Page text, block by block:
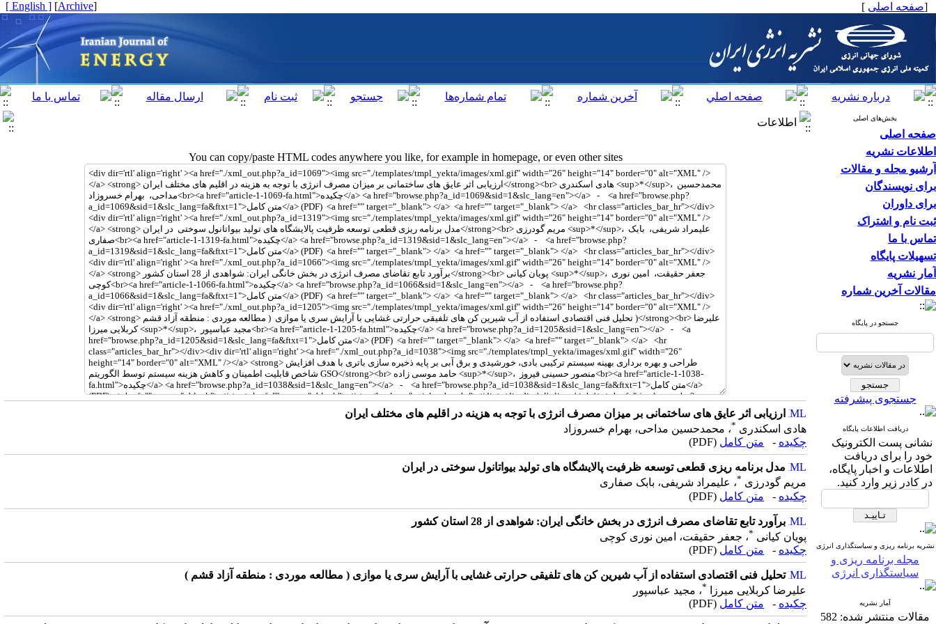
[صفحه اصلی ]
[
Archive
]
[ English ]
بخش‌های اصلی
صفحه اصلی
اطلاعات نشریه
آرشیو مجله و مقالات
برای نویسندگان
برای داوران
ثبت نام و اشتراک
تماس با ما
تسهیلات پایگاه
آمار نشریه
مقالات آخرین شماره
جستجو در پایگاه
جستجوی پیشرفته
دریافت اطلاعات پایگاه
نشانی پست الکترونیک
خود را برای دریافت
اطلاعات و اخبار پایگاه،
در کادر زیر وارد کنید.
نشریه برنامه ریزی و سیاستگذاری انرژی
مجله برنامه ریزی و
سیاستگذاری انرژی
آمار نشریه
مقالات منتشر شده: 582
اطلاعات
You can copy/paste HTML codes anywhere you like, for example in homepage, or even other sites
ارزیابی اثر عایق های ساختمانی بر میزان مصرف انرژی با توجه به هزینه در اقلیم های مختلف ایران
هادی اسکندری *، محمدحسین مداحی، بهرام خسروزاد
چکیده - متن کامل (PDF)
مدل برنامه ریزی قطعی توسعه ظرفیت پالایشگاه های تولید بیواتانول سوختی در ایران
مریم گودرزی *، علیمراد شریفی، بابک صفاری
چکیده - متن کامل (PDF)
برآورد تابع تقاضای مصرف انرژی در بخش خانگی ایران: شواهدی از 28 استان کشور
پویان کیانی *، جعفر حقیقت، امین نوری کوچی
چکیده - متن کامل (PDF)
تحلیل فنی اقتصادی استفاده از آب شیرین کن های تلفیقی حرارتی غشایی با آرایش سری یا موازی ( مطالعه موردی : منطقه آزاد قشم )
علیرضا کربلایی میرزا
*، مجید عباسپور
چکیده - متن کامل (PDF)